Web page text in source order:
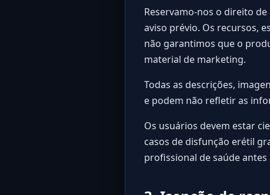
Reservamo-nos o direito
aviso prévio. Os recursos,
não garantimos que o
material de marketing.
Todas as descrições,
e podem não refletir as
Os usuários devem estar
casos de disfunção erétil
profissional de saúde